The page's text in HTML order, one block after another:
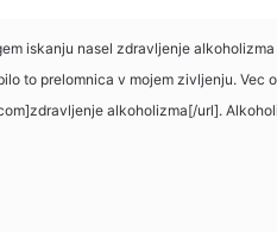
iskanju nasel zdravljenje alkoholizma
to prelomnica v mojem zivljenju. Vec
alkoholizma[/url].